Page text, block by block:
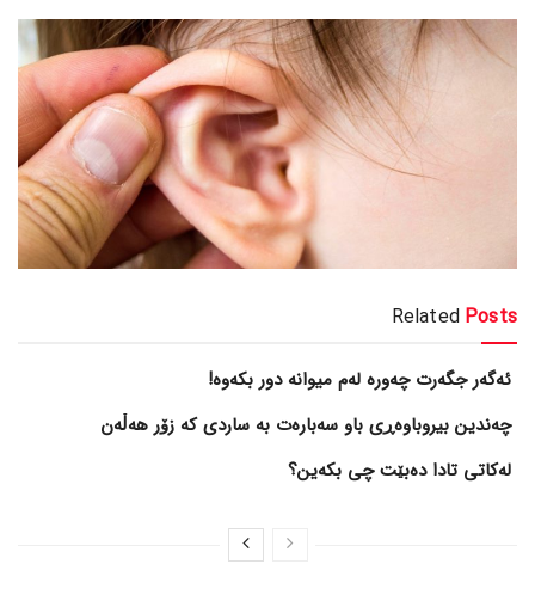
Related Posts
ئەگەر جگەرت چەورە لەم میوانە دور بکەوە!
چەندین بیروباوەڕی باو سەبارەت بە ساردی کە زۆر هەڵەن
لەکاتی تادا دەبێت چی بکەین؟